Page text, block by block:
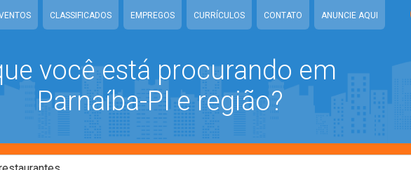
CLASSIFICADOS EMPREGOS CURRÍCULOS CONTATO ANUNCIE AQUI
você está procurando em
Parnaíba-PI e região?